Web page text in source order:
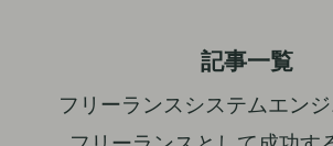
記事一覧
フリーランスシステムエン